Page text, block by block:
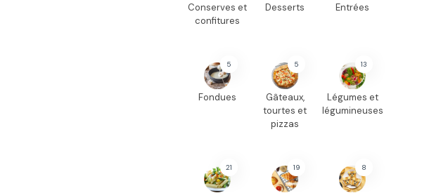
Conserves et
confitures
Desserts Entrées
5
Fondues
5
Gâteaux,
tourtes et
pizzas
13
Légumes et
légumineuses
21 19 8